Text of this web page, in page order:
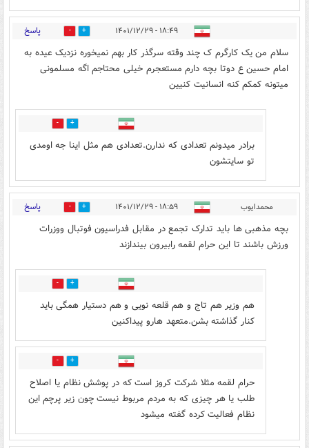
۱۸:۴۹ - ۱۴۰۱/۱۲/۲۹ 5 پاسخ
سلام من یک کارگرم ک چند وقته سرگذر کار بهم نمیخوره نزدیک عیده به
امام حسین ع دوتا بچه دارم مستعجرم خیلی محتاجم اگه مسلمونی
میتونه کمکم کنه انسانیت کنیین
0
برادر میدونم تعدادی که ندارن.تعدادی هم مثل اینا جه اومدی
تو سایتشون
محمدایوب ۱۸:۵۹ - ۱۴۰۱/۱۲/۲۹ 2 پاسخ
بچه مذهبی ها باید تدارک تجمع در مقابل فدراسیون فوتبال ووزرات
ورزش باشند تا این حرام لقمه رابیرون بیندازند
0
هم وزیر هم تاج و هم قلعه نویی و هم دستیار همگی باید
کنار گذاشته بشن.متعهد هارو پیداکنین
2
حرام لقمه مثلا شرکت کروز است که در پوشش نظام یا اصلاح
طلب یا هر چیزی که به مردم مربوط نیست چون زیر پرچم این
نظام فعالیت کرده گفته میشود